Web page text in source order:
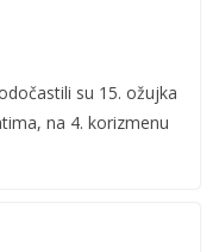
su 15. ožujka
na 4. korizmenu